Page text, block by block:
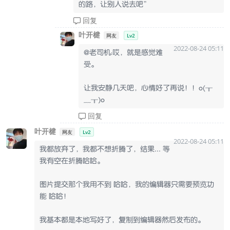
的路，让别人说去吧”
回复
叶开楗
网友 Lv2
2022-08-24 05:11
@老司机：哎，就是感觉难
受。
让我安静几天吧，心情好了再说！！o(╥
﹏╥)o
回复
叶开楗
网友 Lv2
2022-08-24 05:11
我都放弃了，我都不想折腾了，结果... 等
我有空在折腾哈哈。
图片提交那个我用不到 哈哈，我的编辑器只需要预览功
能 哈哈！
我基本都是本地写好了，复制到编辑器然后发布的。